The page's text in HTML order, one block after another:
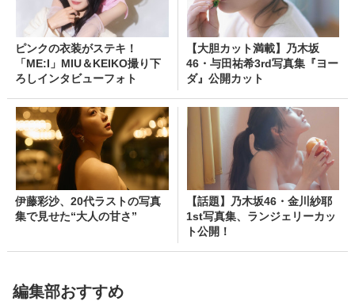
ピンクの衣装がステキ！
「ME:I」MIU＆KEIKO撮り下
ろしインタビューフォト
【大胆カット満載】乃木坂
46・与田祐希3rd写真集『ヨー
ダ』公開カット
伊藤彩沙、20代ラストの写真
集で見せた“大人の甘さ”
【話題】乃木坂46・金川紗耶
1st写真集、ランジェリーカッ
ト公開！
編集部おすすめ